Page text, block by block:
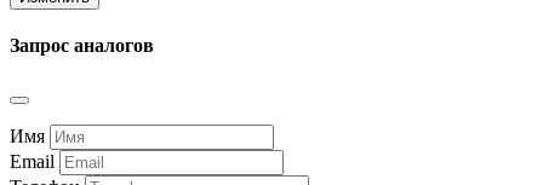
Запрос аналогов
Имя
Email